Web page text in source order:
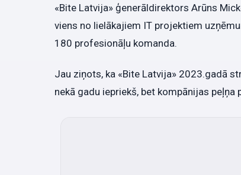
«Bite Latvija» ģenerāldirektors Arūns
viens no lielākajiem IT projektiem
180 profesionāļu komanda.
Jau ziņots, ka «Bite Latvija» 2023.gadā
nekā gadu iepriekš, bet kompānijas